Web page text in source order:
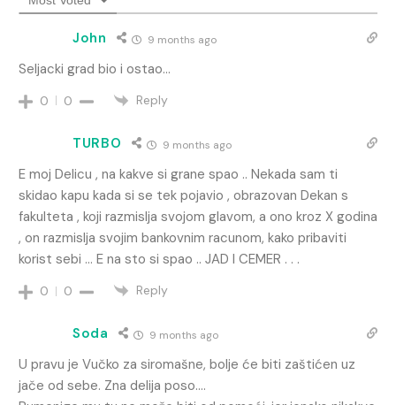
John 9 months ago
Seljacki grad bio i ostao…
0 0 Reply
TURBO 9 months ago
E moj Delicu , na kakve si grane spao .. Nekada sam ti
skidao kapu kada si se tek pojavio , obrazovan Dekan s
fakulteta , koji razmislja svojom glavom, a ono kroz X godina
, on razmislja svojim bankovnim racunom, kako pribaviti
korist sebi … E na sto si spao .. JAD I CEMER . . .
0 0 Reply
Soda 9 months ago
U pravu je Vučko za siromašne, bolje će biti zaštićen uz
jače od sebe. Zna delija poso….